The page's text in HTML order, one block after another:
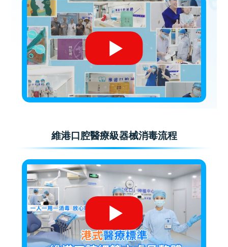
維港口腔醫療級器械消毒流程